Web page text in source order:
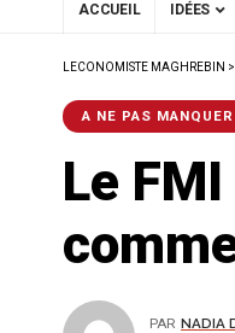
ACCUEIL IDÉES
LECONOMISTE MAGHREBIN >
A NE PAS MANQUER
Le
PAR NADIA